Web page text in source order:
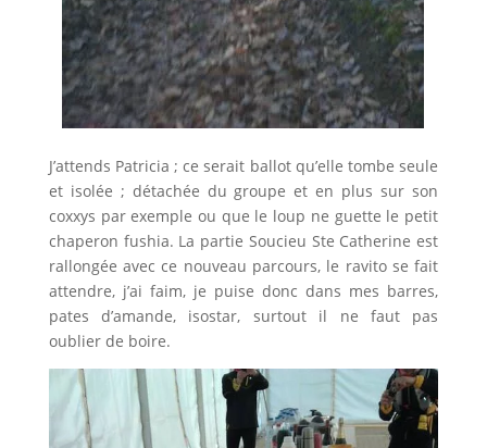
J’attends Patricia ; ce serait ballot qu’elle tombe seule
et isolée ; détachée du groupe et en plus sur son
coxxys par exemple ou que le loup ne guette le petit
chaperon fushia. La partie Soucieu Ste Catherine est
rallongée avec ce nouveau parcours, le ravito se fait
attendre, j’ai faim, je puise donc dans mes barres,
pates d’amande, isostar, surtout il ne faut pas
oublier de boire.